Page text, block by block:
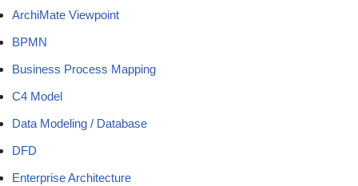
ArchiMate Viewpoint
BPMN
Business Process Mapping
C4 Model
Data Modeling / Database
DFD
Enterprise Architecture